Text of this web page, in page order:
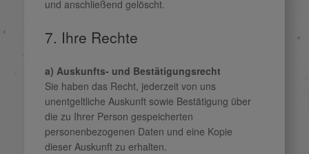
und anschließend gelöscht.
7. Ihre Rechte
a) Auskunfts- und Bestätigungsrecht
Sie haben das Recht, jederzeit von uns
unentgeltliche Auskunft sowie Bestätigung über
die zu Ihrer Person gespeicherten
personenbezogenen Daten und eine Kopie
dieser Auskunft zu erhalten.